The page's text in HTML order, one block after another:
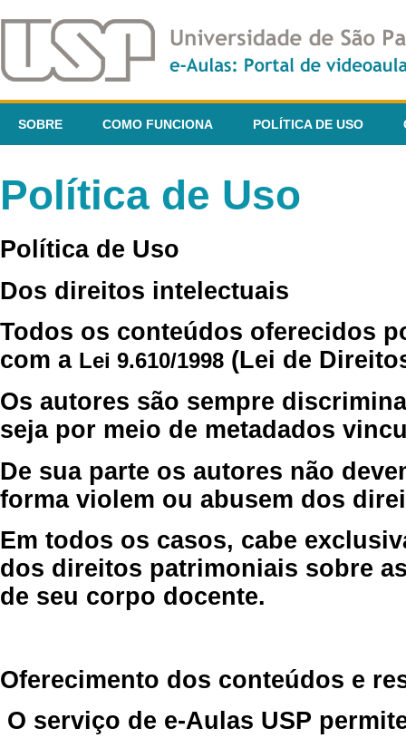
SOBRE COMO FUNCIONA POLÍTICA DE USO
Política de Uso
Política de Uso
Dos direitos intelectuais
Todos os conteúdos oferecidos
com a Lei 9.610/1998 (Lei de
Os autores são sempre
seja por meio de metadados
De sua parte os autores não
forma violem ou abusem dos
Em todos os casos, cabe
dos direitos patrimoniais sobre
de seu corpo docente.
Oferecimento dos conteúdos e
O serviço de e-Aulas USP